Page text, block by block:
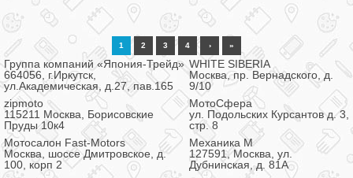
1 2 3 4 › »
Группа компаний «Япония-Трейд»
664056, г.Иркутск,
ул.Академическая, д.27, пав.165
WHITE SIBERIA
Москва, пр. Вернадского, д.
9/10
zipmoto
115211 Москва, Борисовские
Пруды 10к4
МотоСфера
ул. Подольских Курсантов д. 3,
стр. 8
Мотосалон Fast-Motors
Москва, шоссе Дмитровское, д.
100, корп 2
Механика М
127591, Москва, ул.
Дубнинская, д. 81А